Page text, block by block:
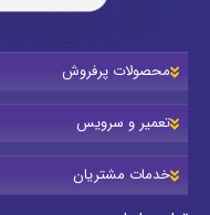
محصولات پرفروش
تعمیر و سرویس
خدمات مشتریان